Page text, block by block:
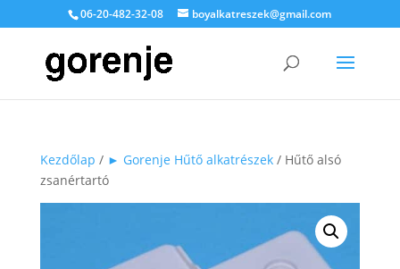
06-20-482-32-08 boyalkatreszek@gmail.com
Kezdőlap / ► Gorenje Hűtő alkatrészek/ Hűtő alsó
zsanértartó